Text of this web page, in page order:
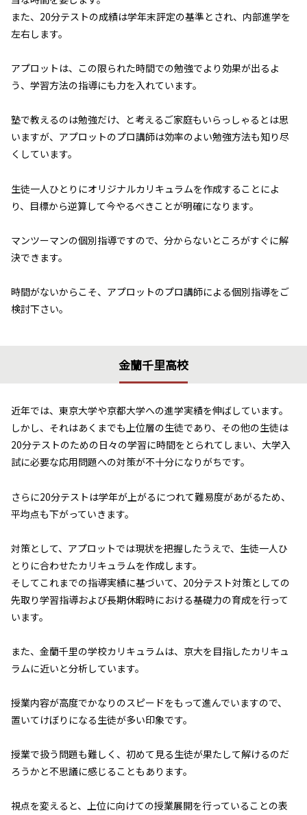
また、20分テストの成績は学年末評定の基準とされ、内部進学を
左右します。
アプロットは、この限られた時間での勉強でより効果が出るよ
う、学習方法の指導にも力を入れています。
塾で教えるのは勉強だけ、と考えるご家庭もいらっしゃるとは思
いますが、アプロットのプロ講師は効率のよい勉強方法も知り尽
くしています。
生徒一人ひとりにオリジナルカリキュラムを作成することによ
り、目標から逆算して今やるべきことが明確になります。
マンツーマンの個別指導ですので、分からないところがすぐに解
決できます。
時間がないからこそ、アプロットのプロ講師による個別指導をご
検討下さい。
金蘭千里高校
近年では、東京大学や京都大学への進学実績を伸ばしています。
しかし、それはあくまでも上位層の生徒であり、その他の生徒は
20分テストのための日々の学習に時間をとられてしまい、大学入
試に必要な応用問題への対策が不十分になりがちです。
さらに20分テストは学年が上がるにつれて難易度があがるため、
平均点も下がっていきます。
対策として、アプロットでは現状を把握したうえで、生徒一人ひ
とりに合わせたカリキュラムを作成します。
そしてこれまでの指導実績に基づいて、20分テスト対策としての
先取り学習指導および長期休暇時における基礎力の育成を行って
います。
また、金蘭千里の学校カリキュラムは、京大を目指したカリキュ
ラムに近いと分析しています。
授業内容が高度でかなりのスピードをもって進んでいますので、
置いてけぼりになる生徒が多い印象です。
授業で扱う問題も難しく、初めて見る生徒が果たして解けるのだ
ろうかと不思議に感じることもあります。
視点を変えると、上位に向けての授業展開を行っていることの表